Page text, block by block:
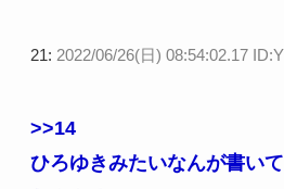
21: 2022/06/26(日) 08:54:02.17
>>14
ひろゆきみたいなんが書い